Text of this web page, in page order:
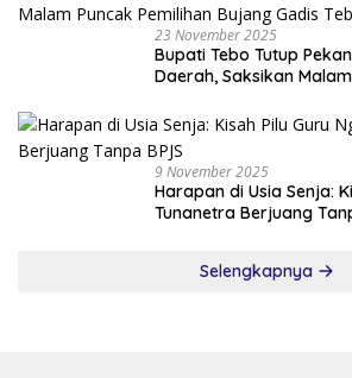
23 November 2025
Bupati Tebo Tutup
Daerah, Saksikan
9 November 2025
Harapan di Usia Senja:
Tunanetra Berjuang
Selengkapnya